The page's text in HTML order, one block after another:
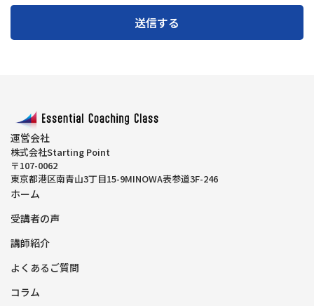
運営会社
株式会社Starting Point
〒107-0062
東京都港区南青山3丁目15-9MINOWA表参道3F-246
ホーム
受講者の声
講師紹介
よくあるご質問
コラム